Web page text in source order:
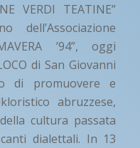
VERDI TEATINE”
dell’Associazione
’94”, oggi
di San Giovanni
di promuovere e
abruzzese,
cultura passata
dialettali. In 13